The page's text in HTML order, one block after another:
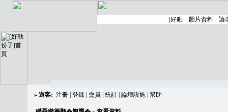
» 遊客: 注冊 登錄 會員 統計 論壇設施 幫助